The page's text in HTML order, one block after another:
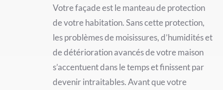
Votre façade est le manteau de protection
de votre habitation. Sans cette protection,
les problèmes de moisissures, d’humidités et
de détérioration avancés de votre maison
s’accentuent dans le temps et finissent par
devenir intraitables. Avant que votre